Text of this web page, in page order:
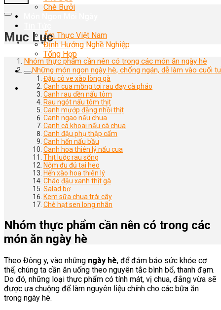
Chè Bưởi
Ẩm Thực Việt Nam
Định Hướng Nghề Nghiệp
Tổng Hợp
Mục Lục
Nhóm thực phẩm cần nên có trong các món ăn ngày hè
Những món ngon ngày hè, chống ngán, dễ làm vào cuối
Đậu cô ve xào lòng gà
Canh cua mồng tơi rau đay cà pháo
Canh rau dền nấu tôm
Rau ngót nấu tôm thịt
Canh mướp đắng nhồi thịt
Canh ngao nấu chua
Canh cá khoai nấu cà chua
Canh đậu phụ thập cẩm
Canh hến nấu bầu
Canh hoa thiên lý nấu cua
Thịt luộc rau sống
Nộm đu đủ tai heo
Hến xào hoa thiên lý
Cháo đậu xanh thịt gà
Salad bơ
Kem sữa chua trái cây
Chè hạt sen long nhãn
Nhóm thực phẩm cần nên có trong các
món ăn ngày hè
Theo Đông y, vào những ngày hè, để đảm bảo sức khỏe cơ
thể, chúng ta cần ăn uống theo nguyên tắc bình bổ, thanh đạm.
Do đó, những loại thực phẩm có tính mát, vị chua, đắng vừa sẽ
được ưa chuộng để làm nguyên liệu chính cho các bữa ăn
trong ngày hè.